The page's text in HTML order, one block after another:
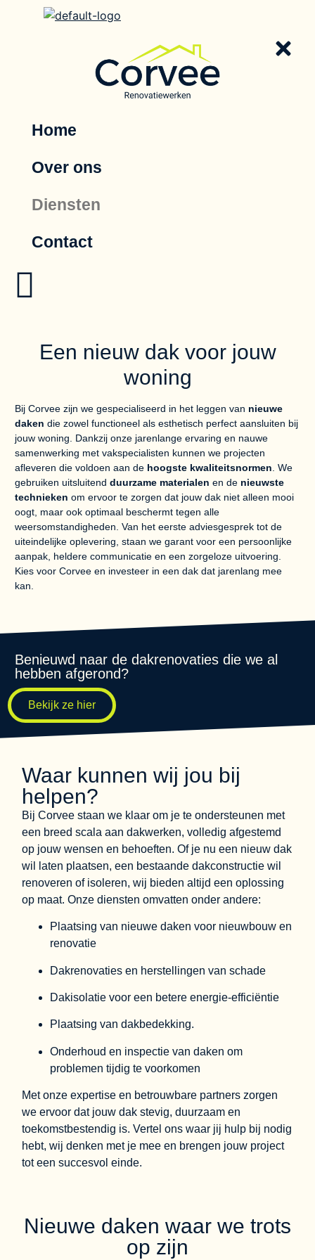
Home
Over ons
Diensten
Contact
Een nieuw dak voor jouw
woning
Bij Corvee zijn we gespecialiseerd in het leggen van nieuwe
daken die zowel functioneel als esthetisch perfect aansluiten bij
jouw woning. Dankzij onze jarenlange ervaring en nauwe
samenwerking met vakspecialisten kunnen we projecten
afleveren die voldoen aan de hoogste kwaliteitsnormen . We
gebruiken uitsluitend duurzame materialen en de nieuwste
technieken om ervoor te zorgen dat jouw dak niet alleen mooi
oogt, maar ook optimaal beschermt tegen alle
weersomstandigheden. Van het eerste adviesgesprek tot de
uiteindelijke oplevering, staan we garant voor een persoonlijke
aanpak, heldere communicatie en een zorgeloze uitvoering.
Kies voor Corvee en investeer in een dak dat jarenlang mee
kan.
Benieuwd naar de dakrenovaties die we al
hebben afgerond?
Bekijk ze hier
Waar kunnen wij jou bij
helpen?
Bij Corvee staan we klaar om je te ondersteunen met
een breed scala aan dakwerken, volledig afgestemd
op jouw wensen en behoeften. Of je nu een nieuw dak
wil laten plaatsen, een bestaande dakconstructie wil
renoveren of isoleren, wij bieden altijd een oplossing
op maat. Onze diensten omvatten onder andere:
Plaatsing van nieuwe daken voor nieuwbouw en
renovatie
Dakrenovaties en herstellingen van schade
Dakisolatie voor een betere energie-efficiëntie
Plaatsing van dakbedekking.
Onderhoud en inspectie van daken om
problemen tijdig te voorkomen
Met onze expertise en betrouwbare partners zorgen
we ervoor dat jouw dak stevig, duurzaam en
toekomstbestendig is. Vertel ons waar jij hulp bij nodig
hebt, wij denken met je mee en brengen jouw project
tot een succesvol einde.
Nieuwe daken waar we trots
op zijn